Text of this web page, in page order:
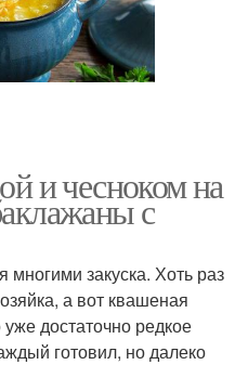
и чесноком на
с
закуска. Хоть раз
а вот квашеная
достаточно редкое
готовил, но далеко